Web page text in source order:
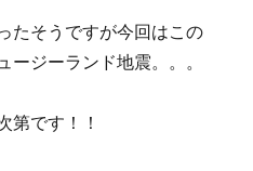
たそうですが今回はこの
ージーランド地震。。。
第です！！